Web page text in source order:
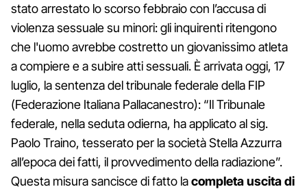
stato arrestato lo scorso febbraio con l’accusa di
violenza sessuale su minori: gli inquirenti ritengono
che l'uomo avrebbe costretto un giovanissimo atleta
a compiere e a subire atti sessuali. È arrivata oggi, 17
luglio, la sentenza del tribunale federale della FIP
(Federazione Italiana Pallacanestro): “Il Tribunale
federale, nella seduta odierna, ha applicato al sig.
Paolo Traino, tesserato per la società Stella Azzurra
all’epoca dei fatti, il provvedimento della radiazione”.
Questa misura sancisce di fatto lacompleta uscita di